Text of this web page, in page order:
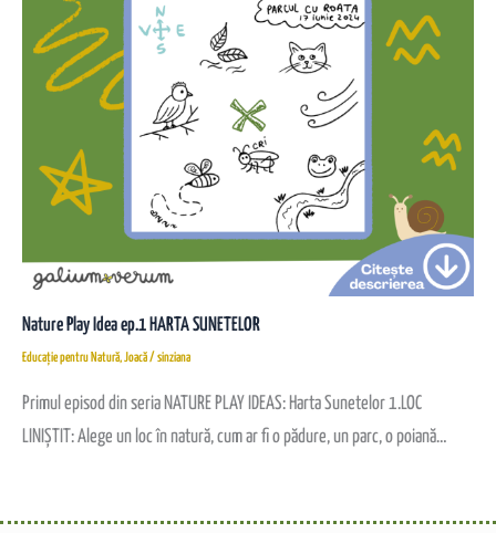
Nature Play Idea ep.1 HARTA SUNETELOR
Educație pentru Natură,Joacă/ sinziana
Primul episod din seria NATURE PLAY IDEAS: Harta Sunetelor 1.LOC
LINIȘTIT: Alege un loc în natură, cum ar fi o pădure, un parc, o poiană…